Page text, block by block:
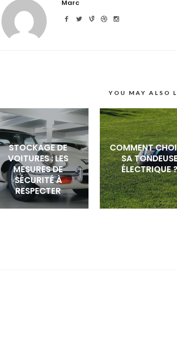
Marc
YOU MAY ALSO
STOCKAGE DE
VOITURES : LES
MESURES DE
SÉCURITÉ À
RESPECTER
COMMENT
SA
ÉLECTRIQUE